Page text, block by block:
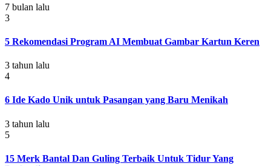
7 bulan lalu
3
5 Rekomendasi Program AI Membuat Gambar Kartun Keren
3 tahun lalu
4
6 Ide Kado Unik untuk Pasangan yang Baru Menikah
3 tahun lalu
5
15 Merk Bantal Dan Guling Terbaik Untuk Tidur Yang